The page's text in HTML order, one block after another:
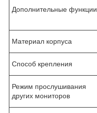
Дополнительные функции
Материал корпуса
Способ крепления
Режим прослушивания
других мониторов